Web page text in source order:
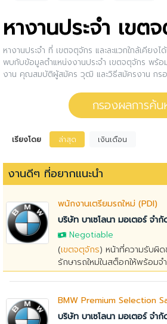
หางานประจำ เขต
หางานประจำ ที่ เขตจตุจักร และละแวกใกล้เคียง
พบกับข้อมูลตำแหน่งงานประจำ เขตจตุจักร พร้อ
งาน คุณสมบัติผู้สมัคร วุฒิ และวิธีสมัครงาน กรอ
หรือคุณสามารถปรับการกรองผลการค้นหาได้อีกด้
กรองผลการค้น
เรียงโดย ล่าสุด เงินเดือน
งานดีๆ ที่อยากแนะนำ
พนักงานเตรียมรถใหม่ (PDI)
บริษัท บาเซโลนา มอเตอร์ จำกั
Negotiable
(เขตจตุจักร) หน้าที่ความรับผิ
รักษารถใหม่ในสต็อกให้พร้อมจ
BMW Premium Selection
บริษัท บาเซโลนา มอเตอร์ จำกั